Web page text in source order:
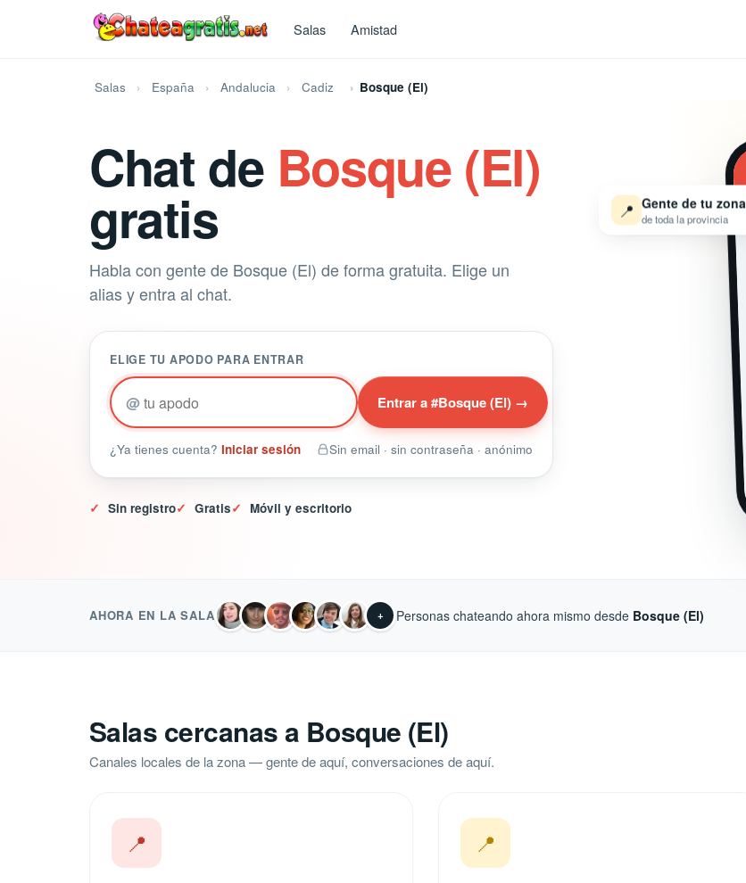
Salas Amistad
Salas España Andalucia Cadiz Bosque (El)
Chat de Bosque (El)
gratis
Habla con gente de Bosque (El) de forma gratuita. Elige un
alias y entra al chat.
ELIGE TU APODO PARA ENTRAR
@ Entrar a #Bosque (El) →
¿Ya tienes cuenta? Iniciar sesión Sin email · sin contraseña · anónimo
✓ Sin registro✓ Gratis✓ Móvil y escritorio
📍 Gente de tu zona
de toda la provincia
AHORA EN LA SALA + Personas chateando ahora mismo desde Bosque (El)
Salas cercanas a Bosque (El)
Canales locales de la zona — gente de aquí, conversaciones de aquí.
📍 📍